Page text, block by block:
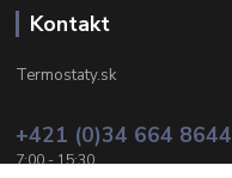
Kontakt
Termostaty.sk
+421 (0)34 664 8644
7:00 - 15:30